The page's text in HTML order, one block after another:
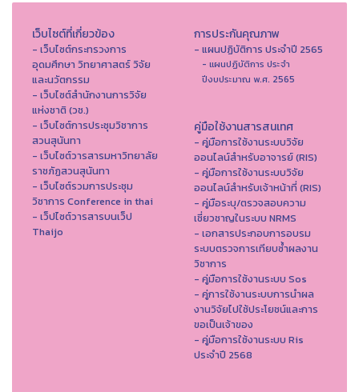
เว็บไซต์ที่เกี่ยวข้อง
- เว็บไซต์กระทรวงการ
อุดมศึกษา วิทยาศาสตร์ วิจัย
และนวัตกรรม
- เว็บไซต์สำนักงานการวิจัย
แห่งชาติ (วช.)
- เว็บไซต์การประชุมวิชาการ
สวนสุนันทา
- เว็บไซต์วารสารมหาวิทยาลัย
ราชภัฏสวนสุนันทา
- เว็บไซต์รวมการประชุม
วิชาการ Conference in thai
- เว็ปไซต์วารสารบนเว็ป
Thaijo
การประกันคุณภาพ
- แผนปฏิบัติการ ประจำปี 2565
- แผนปฏิบัติการ ประจำ
ปีงบประมาณ พ.ศ. 2565
คู่มือใช้งานสารสนเทศ
- คู่มือการใช้งานระบบวิจัย
ออนไลน์สำหรับอาจารย์ (RIS)
- คู่มือการใช้งานระบบวิจัย
ออนไลน์สำหรับเจ้าหน้าที่ (RIS)
- คู่มือระบุ/ตรวจสอบความ
เชี่ยวชาญในระบบ NRMS
- เอกสารประกอบการอบรม
ระบบตรวจการเทียบซ้ำผลงาน
วิชาการ
- คู่มือการใช้งานระบบ Sos
- คู่การใช้งานระบบการนำผล
งานวิจัยไปใช้ประโยชน์และการ
ขอเป็นเจ้าของ
- คู่มือการใช้งานระบบ Ris
ประจำปี 2568